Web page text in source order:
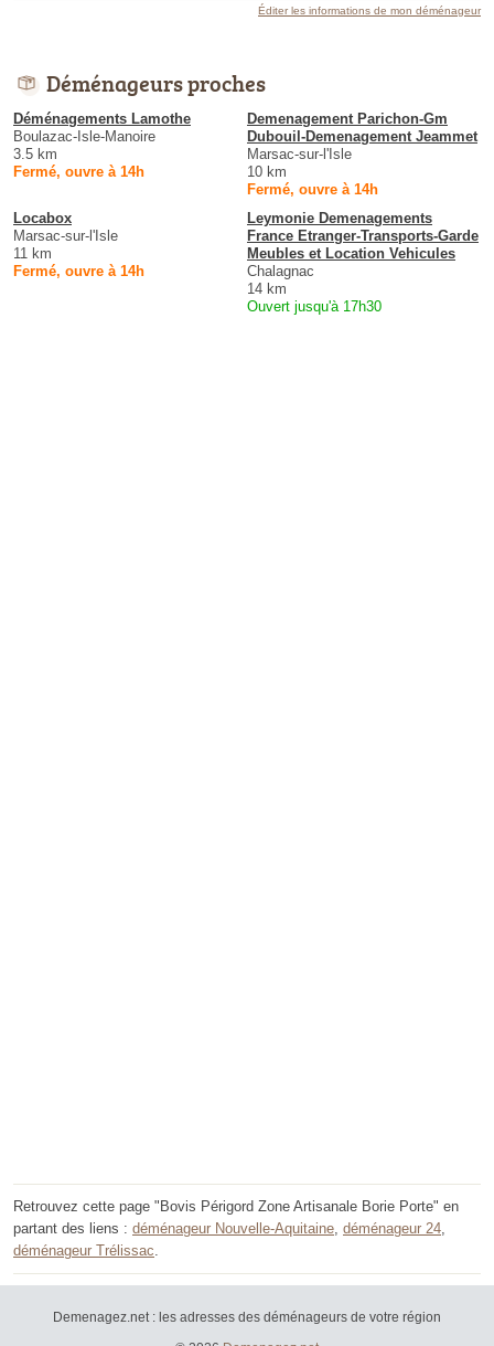
Éditer les informations de mon déménageur
Déménageurs proches
Déménagements Lamothe
Boulazac-Isle-Manoire
3.5 km
Fermé, ouvre à 14h
Demenagement Parichon-Gm
Dubouil-Demenagement Jeammet
Marsac-sur-l'Isle
10 km
Fermé, ouvre à 14h
Locabox
Marsac-sur-l'Isle
11 km
Fermé, ouvre à 14h
Leymonie Demenagements
France Etranger-Transports-Garde
Meubles et Location Vehicules
Chalagnac
14 km
Ouvert jusqu'à 17h30
Retrouvez cette page "Bovis Périgord Zone Artisanale Borie Porte" en
partant des liens : déménageur Nouvelle-Aquitaine, déménageur 24,
déménageur Trélissac.
Demenagez.net : les adresses des déménageurs de votre région